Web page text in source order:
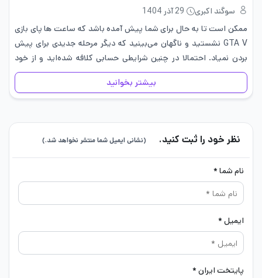
سوگند اکبری
29 آذر 1404
ممکن است تا به حال برای شما پیش آمده باشد که ساعت ها پای بازی
GTA V نشستید و ناگهان می‌بینید که دیگر مرحله جدیدی برای پیش
بردن نمیاد. احتمالا در چنین شرایطی حسابی کلافه شده‌اید و از خود
می‌پرسید…
بیشتر بخوانید
نظر خود را ثبت کنید. (نشانی ایمیل شما منتشر نخواهد شد.)
نام شما *
ایمیل *
پایتخت ایران *